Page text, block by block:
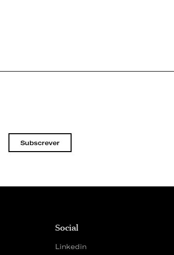
Subscrever
Social
Linkedin